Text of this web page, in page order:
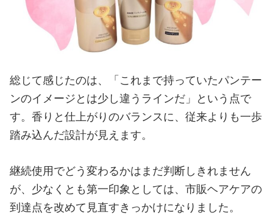
総じて感じたのは、「これまで持っていたパンテー
ンのイメージとは少し違うラインだ」という点で
す。香りと仕上がりのバランスに、従来よりも一歩
踏み込んだ設計が見えます。
継続使用でどう変わるかはまだ判断しきれません
が、少なくとも第一印象としては、市販ヘアケアの
到達点を改めて見直すきっかけになりました。